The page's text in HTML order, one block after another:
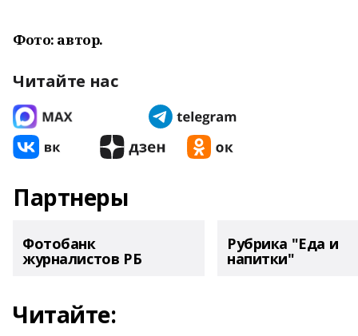
Фото: автор.
Читайте нас
Партнеры
Фотобанк
журналистов РБ
Рубрика "Еда и
напитки"
Читайте: